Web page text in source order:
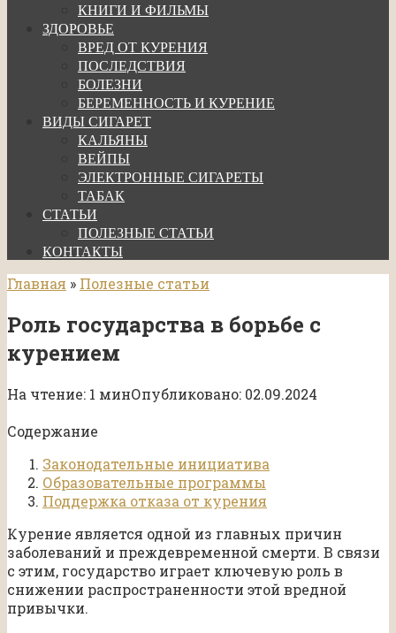
КНИГИ И ФИЛЬМЫ
ЗДОРОВЬЕ
ВРЕД ОТ КУРЕНИЯ
ПОСЛЕДСТВИЯ
БОЛЕЗНИ
БЕРЕМЕННОСТЬ И КУРЕНИЕ
ВИДЫ СИГАРЕТ
КАЛЬЯНЫ
ВЕЙПЫ
ЭЛЕКТРОННЫЕ СИГАРЕТЫ
ТАБАК
СТАТЬИ
ПОЛЕЗНЫЕ СТАТЬИ
КОНТАКТЫ
Главная » Полезные статьи
Роль государства в борьбе с
курением
На чтение: 1 минОпубликовано: 02.09.2024
Содержание
Законодательные инициатива
Образовательные программы
Поддержка отказа от курения
Курение является одной из главных причин
заболеваний и преждевременной смерти. В связи
с этим, государство играет ключевую роль в
снижении распространенности этой вредной
привычки.